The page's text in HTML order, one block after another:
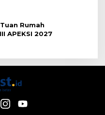
Rumah
APEKSI 2027